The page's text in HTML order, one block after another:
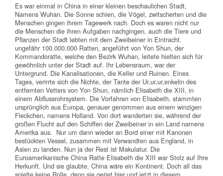
Es war einmal in China in einer kleinen beschaulichen Stadt,
Namens Wuhan. Die Sonne schien, die Vögel, zwitscherten und die
Menschen gingen ihrem Tagewerk nach. Doch es waren nicht nur
die Menschen die ihren Aufgaben nachgingen, auch die Tiere und
Pflanzen der Stadt lebten mit dem Zweibeiner in Eintracht.
ungefähr 100.000.000 Ratten, angeführt von Yon Shun, der
Kommandoratte, welche den Bezirk Wuhan, leitete hielten sich für
gewöhnlich unter der Stadt auf. Ihr Lebensraum, war der
Untergrund. Die Kanalisationen, die Keller und Ruinen. Eines
Tages, verirrte sich die Nichte, der Tante der Ur,ur,ur,enkelin des
entfernten Vetters von Yon Shun, nämlich Elisabeth die XIII, in
einem Abflussrohrsystem. Die Vorfahren von Elisabeth, stammten
ursprünglich aus Europa, genauer genommen aus einem winzigen
Fleckchen, namens Holland. Von dort wanderten sie, während der
großen Flucht auf den Schiffen der Zweibeiner in ein Land namens
Amerika aus. Nur um dann wieder an Bord einer mit Kanonen
bestückten Vessel, zusammen mit Verwandten aus England, in
Asien zu landen. Nun ja der Rest ist Makulatur. Die
Euroamerikanische China Ratte Elisabeth die XIII war Stolz auf Ihre
Herkunft. Und sie glaubte, China wäre ein Kontinent. Doch all das